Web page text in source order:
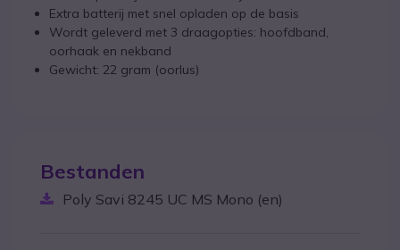
Extra batterij met snel opladen op de basis
Wordt geleverd met 3 draagopties: hoofdband,
oorhaak en nekband
Gewicht: 22 gram (oorlus)
Bestanden
Poly Savi 8245 UC MS Mono (en)